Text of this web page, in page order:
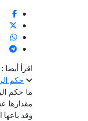
اقرأ أيضا :
حكم
ما حكم